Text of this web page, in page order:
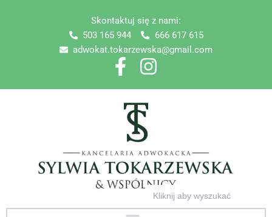
Skontaktuj się z nami:
503 165 944
666 617 615
adwokat.tokarzewska@gmail.com
Search
for: